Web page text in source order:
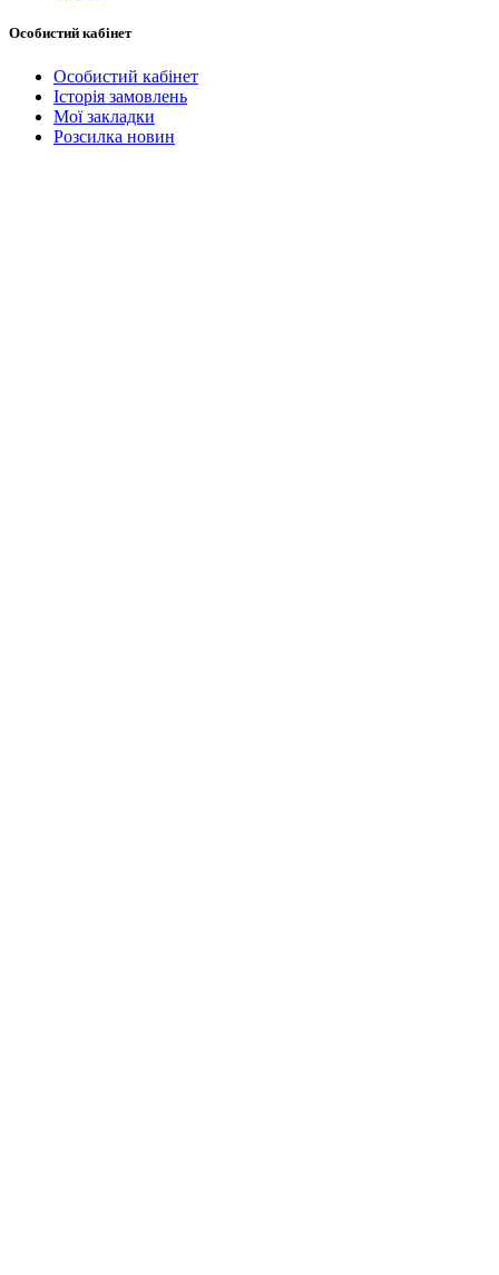
Особистий кабінет
Особистий кабінет
Історія замовлень
Мої закладки
Розсилка новин